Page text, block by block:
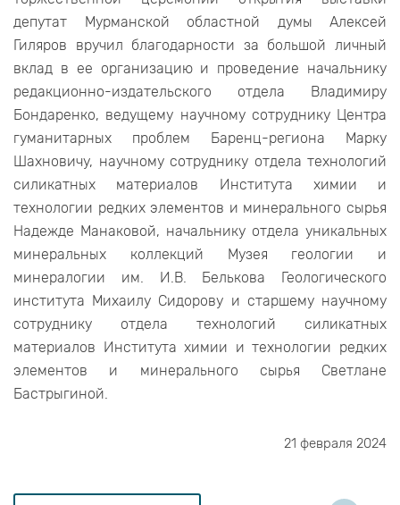
депутат Мурманской областной думы Алексей
Гиляров вручил благодарности за большой личный
вклад в ее организацию и проведение начальнику
редакционно-издательского отдела Владимиру
Бондаренко, ведущему научному сотруднику Центра
гуманитарных проблем Баренц-региона Марку
Шахновичу, научному сотруднику отдела технологий
силикатных материалов Института химии и
технологии редких элементов и минерального сырья
Надежде Манаковой, начальнику отдела уникальных
минеральных коллекций Музея геологии и
минералогии им. И.В. Белькова Геологического
института Михаилу Сидорову и старшему научному
сотруднику отдела технологий силикатных
материалов Института химии и технологии редких
элементов и минерального сырья Светлане
Бастрыгиной.
21 февраля 2024